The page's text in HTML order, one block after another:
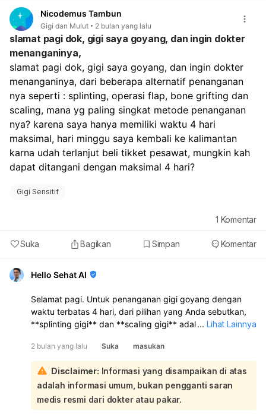
lidah, dan minum air, masalah utama mungkin terletak
pada karang gigi dan gigi berlubang yang belum
tertangani. Segera usahakan untuk melakukan scaling
dan penambalan gigi. Setelah masalah gigi dan karang
gigi teratasi, lanjutkan kebiasaan baik Anda dalam
menjaga kebersihan mulut. Jika setelah tindakan tersebut
bau mulut masih belum hilang, barulah kita perlu
mempertimbangkan kemungkinan penyebab lain seperti
mulut kering, refluks asam lambung, atau kondisi medis
lainnya yang mungkin memerlukan pemeriksaan lebih
lanjut ke dokter umum atau spesialis lain.
Nicodemus Tambun
Gigi dan Mulut 2 bulan yang lalu
slamat pagi dok, gigi saya goyang, dan ingin dokter
menanganinya,
slamat pagi dok, gigi saya goyang, dan ingin dokter
menanganinya, dari beberapa alternatif penanganan
nya seperti : splinting, operasi flap, bone grifting dan
scaling, mana yg paling singkat metode penanganan
nya? karena saya hanya memiliki waktu 4 hari
maksimal, hari minggu saya kembali ke kalimantan
karna udah terlanjut beli tikket pesawat, mungkin kah
dapat ditangani dengan maksimal 4 hari?
Gigi Sensitif
Suka Bagikan Simpan Komentar
1 Komentar
Hello Sehat AI
Selamat pagi. Untuk penanganan gigi goyang dengan
waktu terbatas 4 hari, dari pilihan yang Anda sebutkan,
**splinting gigi** dan **scaling gigi** adalah prosedur
jangka waktu tersebut:
Pemasangan splinting umumnya dapat dilakukan dalam
satu kunjungan tanpa anestesi lokal, yang berarti
prosesnya relatif singkat. Splinting bertujuan untuk
menguatkan gigi goyang dengan mengikatnya pada gigi
yang kuat di sekitarnya. Scaling gigi juga merupakan
... Lihat Lainnya
2 bulan yang lalu Suka masukan
Disclaimer: Informasi yang disampaikan di atas
adalah informasi umum, bukan pengganti saran
medis resmi dari dokter atau pakar.